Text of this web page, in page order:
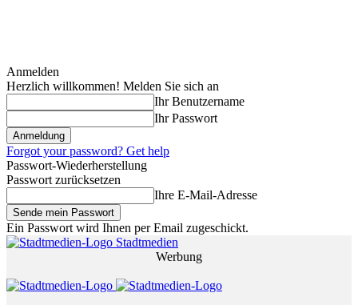
Anmelden
Herzlich willkommen! Melden Sie sich an
Ihr Benutzername
Ihr Passwort
Forgot your password? Get help
Passwort-Wiederherstellung
Passwort zurücksetzen
Ihre E-Mail-Adresse
Ein Passwort wird Ihnen per Email zugeschickt.
Stadtmedien
Werbung